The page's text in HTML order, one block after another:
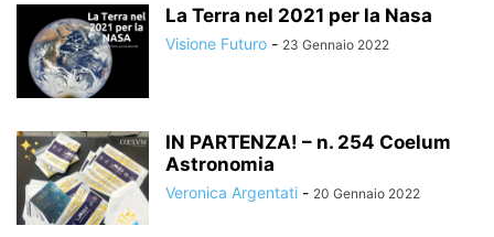
La Terra nel 2021 per la Nasa
Visione Futuro - 23 Gennaio 2022
IN PARTENZA! – n. 254 Coelum
Astronomia
Veronica Argentati - 20 Gennaio 2022